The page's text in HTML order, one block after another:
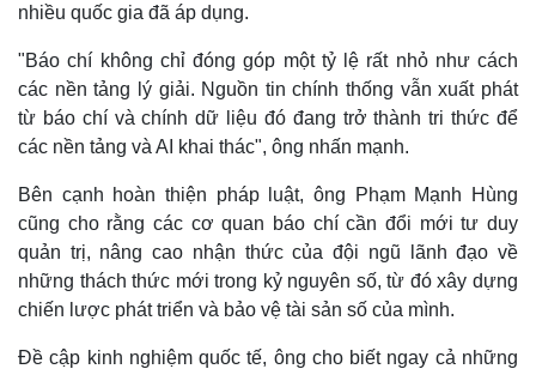
nhiều quốc gia đã áp dụng.
"Báo chí không chỉ đóng góp một tỷ lệ rất nhỏ như cách
các nền tảng lý giải. Nguồn tin chính thống vẫn xuất phát
từ báo chí và chính dữ liệu đó đang trở thành tri thức để
các nền tảng và AI khai thác", ông nhấn mạnh.
Bên cạnh hoàn thiện pháp luật, ông Phạm Mạnh Hùng
cũng cho rằng các cơ quan báo chí cần đổi mới tư duy
quản trị, nâng cao nhận thức của đội ngũ lãnh đạo về
những thách thức mới trong kỷ nguyên số, từ đó xây dựng
chiến lược phát triển và bảo vệ tài sản số của mình.
Đề cập kinh nghiệm quốc tế, ông cho biết ngay cả những